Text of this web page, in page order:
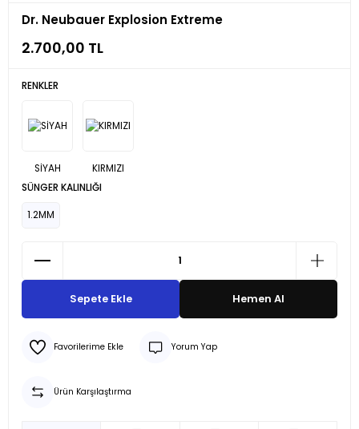
Dr. Neubauer Explosion Extreme
2.700,00 TL
RENKLER
SÜNGER KALINLIĞI
1.2MM
Sepete Ekle Hemen Al
Yorum Yap
Ürün Karşılaştırma